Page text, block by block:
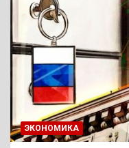
ЭКОНОМИКА